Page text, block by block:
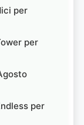
per
per
per